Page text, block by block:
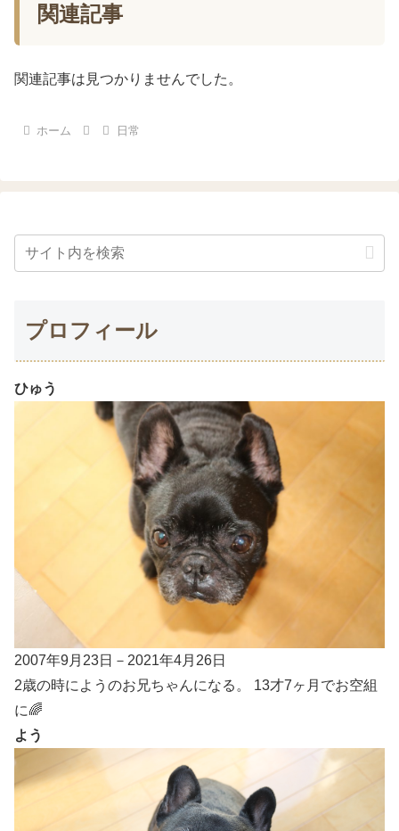
関連記事
関連記事は見つかりませんでした。
ホーム 日常
プロフィール
ひゅう
2007年9月23日－2021年4月26日
2歳の時にようのお兄ちゃんになる。 13才7ヶ月でお空組
に🌈
よう